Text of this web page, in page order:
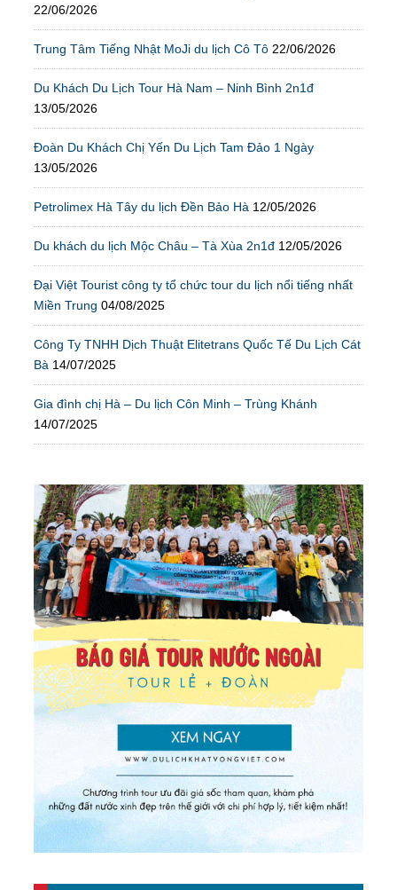
22/06/2026
Trung Tâm Tiếng Nhật MoJi du lịch Cô Tô 22/06/2026
Du Khách Du Lịch Tour Hà Nam – Ninh Bình 2n1đ
13/05/2026
Đoàn Du Khách Chị Yến Du Lịch Tam Đảo 1 Ngày
13/05/2026
Petrolimex Hà Tây du lịch Đền Bảo Hà 12/05/2026
Du khách du lịch Mộc Châu – Tà Xùa 2n1đ 12/05/2026
Đại Việt Tourist công ty tổ chức tour du lịch nổi tiếng nhất
Miền Trung 04/08/2025
Công Ty TNHH Dịch Thuật Elitetrans Quốc Tế Du Lịch Cát
Bà 14/07/2025
Gia đình chị Hà – Du lịch Côn Minh – Trùng Khánh
14/07/2025